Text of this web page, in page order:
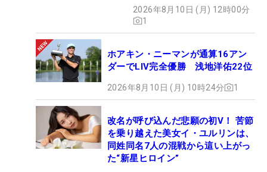
2026年8月10日 (月) 12時00分
1
ホアキン・ニーマンが通算16アン
ダーでLIV完全優勝 浅地洋佑22位
2026年8月10日 (月) 10時24分 1
改名が呼び込んだ悲願の初V！ 苦節
を乗り越えた美女イ・ユルリンは、
同姓同名7人の混戦から這い上がっ
た“新星ヒロイン”